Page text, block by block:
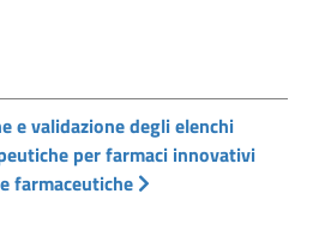
e validazione degli elenchi
per farmaci innovativi
farmaceutiche